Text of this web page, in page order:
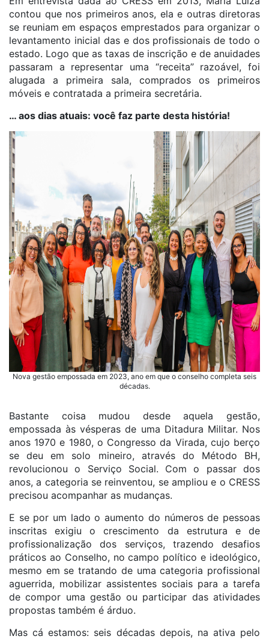
contou que nos primeiros anos, ela e outras diretoras
se reuniam em espaços emprestados para organizar o
levantamento inicial das e dos profissionais de todo o
estado. Logo que as taxas de inscrição e de anuidades
passaram a representar uma “receita” razoável, foi
alugada a primeira sala, comprados os primeiros
móveis e contratada a primeira secretária.
… aos dias atuais: você faz parte desta história!
Nova gestão empossada em 2023, ano em que o conselho completa seis
décadas.
Bastante coisa mudou desde aquela gestão,
empossada às vésperas de uma Ditadura Militar. Nos
anos 1970 e 1980, o Congresso da Virada, cujo berço
se deu em solo mineiro, através do Método BH,
revolucionou o Serviço Social. Com o passar dos
anos, a categoria se reinventou, se ampliou e o CRESS
precisou acompanhar as mudanças.
E se por um lado o aumento do números de pessoas
inscritas exigiu o crescimento da estrutura e de
profissionalização dos serviços, trazendo desafios
práticos ao Conselho, no campo político e ideológico,
mesmo em se tratando de uma categoria profissional
aguerrida, mobilizar assistentes sociais para a tarefa
de compor uma gestão ou participar das atividades
propostas também é árduo.
Mas cá estamos: seis décadas depois, na ativa pelo